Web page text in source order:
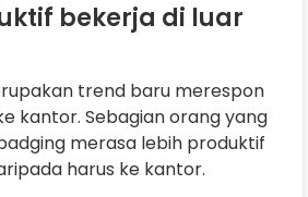
bekerja di luar
trend baru merespon
kantor. Sebagian orang yang
merasa lebih produktif
harus ke kantor.